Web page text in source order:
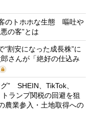
のトホホな生態 嘔吐や
の客”とは
割安になった成長株”に
さんが「絶好の仕込み
” SHEIN、TikTok、
ランプ関税の回避を狙
農業参入・土地取得への